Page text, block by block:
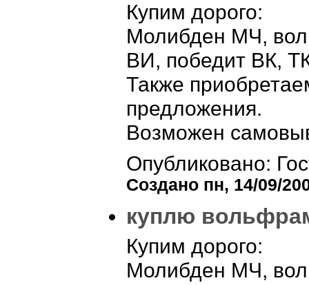
Купим дорого:
Молибден МЧ,
ВИ, победит ВК,
Также
предложения.
Возможен
Опубликовано:
Создано пн, 14/09/
куплю
Купим дорого:
Молибден МЧ,